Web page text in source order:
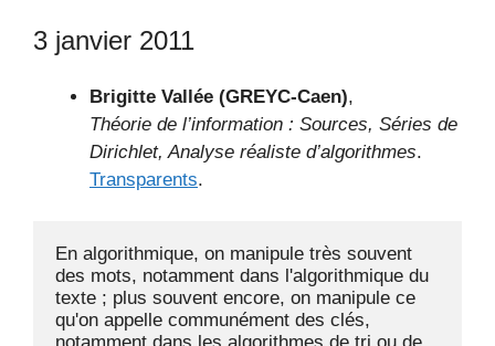
3 janvier 2011
Brigitte Vallée (GREYC-Caen),
Théorie de l’information : Sources, Séries de
Dirichlet, Analyse réaliste d’algorithmes.
Transparents.
En algorithmique, on manipule très souvent
des mots, notamment dans l'algorithmique du
texte ; plus souvent encore, on manipule ce
qu'on appelle communément des clés,